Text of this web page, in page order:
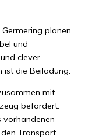
planen,
und
clever
ist die Beiladung.
mit
befördert.
vorhandenen
Transport.